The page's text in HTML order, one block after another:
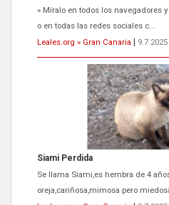
» Míralo en todos los navegadores
o en todas las redes sociales c...
Leales.org » Gran Canaria
9.7.2025
Siami Perdida
Se llama Siami,es hembra de 4
oreja,cariñosa,mimosa pero